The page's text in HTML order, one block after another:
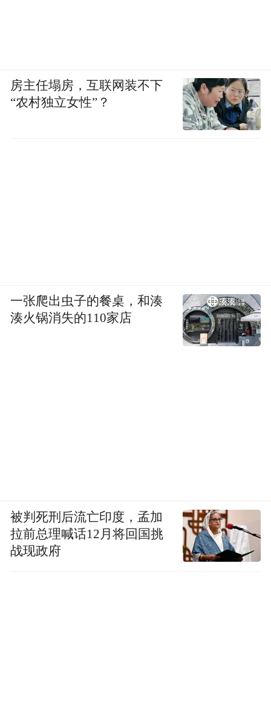
房主任塌房，互联网装不下
“农村独立女性”？
一张爬出虫子的餐桌，和湊
湊火锅消失的110家店
被判死刑后流亡印度，孟加
拉前总理喊话12月将回国挑
战现政府